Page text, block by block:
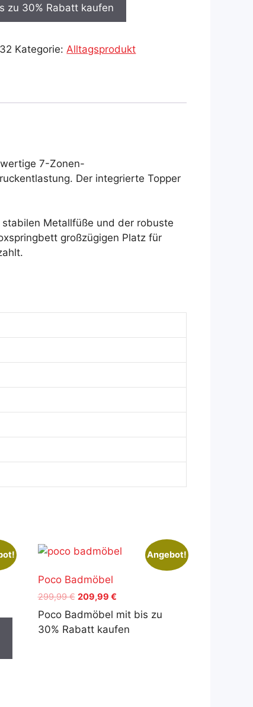
zu 30% Rabatt kaufen
Kategorie:Alltagsprodukt
7-Zonen-
Der integrierte Topper
Metallfüße und der robuste
großzügigen Platz für
Angebot!
Poco Badmöbel
299,99€ Ursprünglicher
Preis
war:
299,99 €
209,99 €Aktueller
Preis
ist:
209,99 €.
Poco Badmöbel mit bis zu
30% Rabatt kaufen